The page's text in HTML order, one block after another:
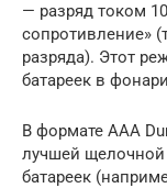
— разряд током
cопротивление»
разряда). Этот
батареек в
В формате AAA
лучшей
батареек